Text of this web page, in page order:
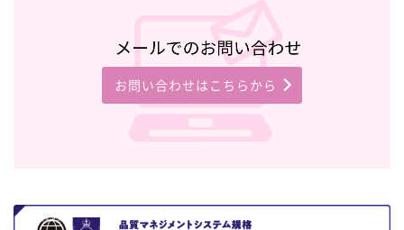
お問い合わせはこちらから